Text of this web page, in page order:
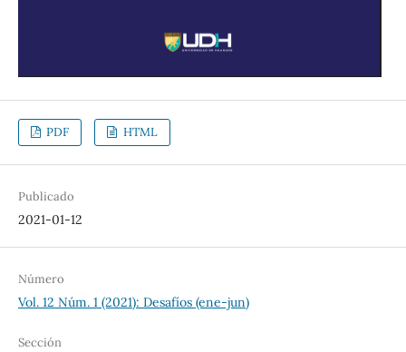
PDF HTML
Publicado
2021-01-12
Número
Vol. 12 Núm. 1 (2021): Desafíos (ene-jun)
Sección